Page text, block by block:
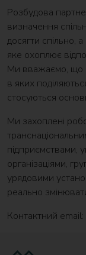
Розбудова
визначення
досягти спільно,
яке охоплює
Ми вважаємо, що
в яких
стосуються
Ми захоплені
підприємствами,
організаціями,
урядовими
реально
Контактний email: